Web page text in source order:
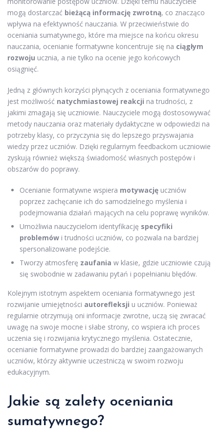
mogą dostarczać bieżącą informację zwrotną, co znacząco
wpływa na efektywność nauczania. W przeciwieństwie do
oceniania sumatywnego, które ma miejsce na końcu okresu
nauczania, ocenianie formatywne koncentruje się na ciągłym
rozwoju ucznia, a nie tylko na ocenie jego końcowych
osiągnięć.
Jedną z głównych korzyści płynących z oceniania formatywnego
jest możliwość natychmiastowej reakcji na trudności, z
jakimi zmagają się uczniowie. Nauczyciele mogą dostosowywać
metody nauczania oraz materiały dydaktyczne w odpowiedzi na
potrzeby klasy, co przyczynia się do lepszego przyswajania
wiedzy przez uczniów. Dzięki regularnym feedbackom uczniowie
zyskują również większą świadomość własnych postępów i
obszarów do poprawy.
Ocenianie formatywne wspiera motywację uczniów
poprzez zachęcanie ich do samodzielnego myślenia i
podejmowania działań mających na celu poprawę wyników.
Umożliwia nauczycielom identyfikację specyfiki
problemów i trudności uczniów, co pozwala na bardziej
spersonalizowane podejście.
Tworzy atmosferę zaufania w klasie, gdzie uczniowie czują
się swobodnie w zadawaniu pytań i popełnianiu błędów.
Kolejnym istotnym aspektem oceniania formatywnego jest
rozwijanie umiejętności autorefleksji u uczniów. Ponieważ
regularnie otrzymują oni informacje zwrotne, uczą się zwracać
uwagę na swoje mocne i słabe strony, co wspiera ich proces
uczenia się i rozwijania krytycznego myślenia. Ostatecznie,
ocenianie formatywne prowadzi do bardziej zaangażowanych
uczniów, którzy aktywnie uczestniczą w swoim rozwoju
edukacyjnym.
Jakie są zalety oceniania
sumatywnego?